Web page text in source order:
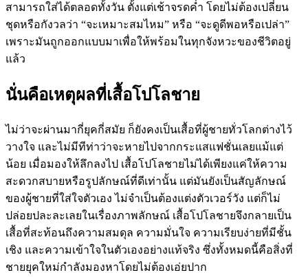
สามารถใส่ได้ตลอดทั้งวัน ตั้งแต่เช้าจรดค่ำ โดยไม่ต้องเปลี่ยน
ชุดหรือกังวลว่า “จะเหมาะสมไหม” หรือ “จะดูดีพอหรือเปล่า”
เพราะมันถูกออกแบบมาเพื่อให้พร้อมในทุกจังหวะของชีวิตอยู่
แล้ว
นั่นคือเหตุผลที่เสื้อโปโลชาย
ไม่ว่าจะผ่านมากี่ยุคกี่สมัย ก็ยังคงเป็นเสื้อที่ผู้ชายทั่วโลกต่างไว้
วางใจ และไม่มีทีท่าว่าจะหายไปจากกระแสแฟชั่นเลยแม้แต่
น้อย เมื่อมองให้ลึกลงไป เสื้อโปโลชายไม่ได้เพียงแค่ให้ความ
สะดวกสบายหรือรูปลักษณ์ที่ดีเท่านั้น แต่มันยังเป็นสัญลักษณ์
ของผู้ชายที่ใส่ใจตัวเอง ไม่จำเป็นต้องแต่งตัวเวอร์วัง แต่ก็ไม่
ปล่อยปละละเลยในเรื่องภาพลักษณ์ เสื้อโปโลชายจึงกลายเป็น
เสื้อที่สะท้อนถึงความสมดุล ความมั่นใจ ความเรียบง่ายที่มีชั้น
เชิง และความเข้าใจในตัวเองอย่างแท้จริง ซึ่งทั้งหมดนี้คือสิ่งที่
ชายยุคใหม่กำลังมองหาโดยไม่ต้องเอ่ยปาก